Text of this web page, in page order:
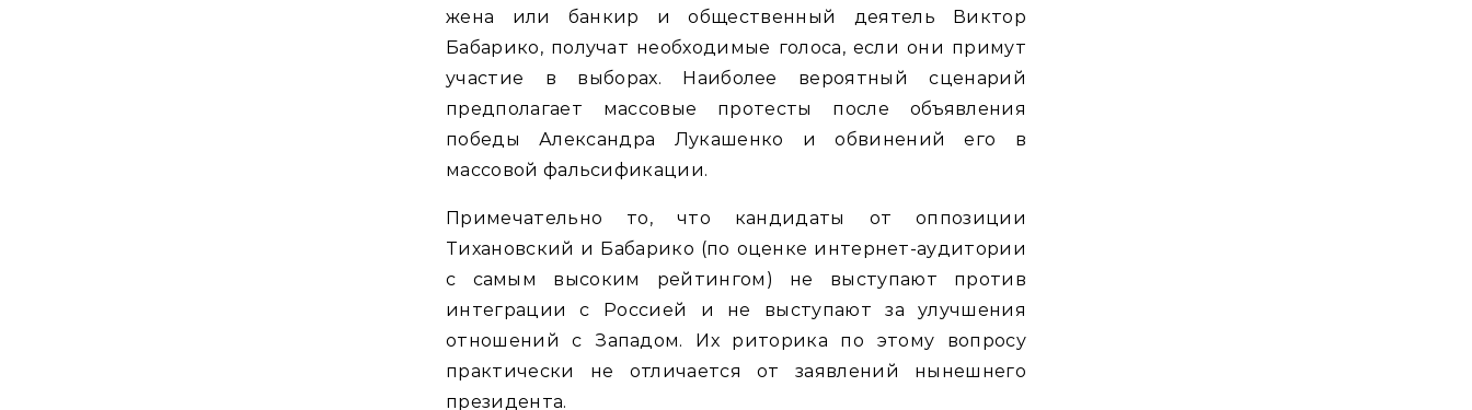
жена или банкир и общественный деятель Виктор
Бабарико, получат необходимые голоса, если они примут
участие в выборах. Наиболее вероятный сценарий
предполагает массовые протесты после объявления
победы Александра Лукашенко и обвинений его в
массовой фальсификации.
Примечательно то, что кандидаты от оппозиции
Тихановский и Бабарико (по оценке интернет-аудитории
с самым высоким рейтингом) не выступают против
интеграции с Россией и не выступают за улучшения
отношений с Западом. Их риторика по этому вопросу
практически не отличается от заявлений нынешнего
президента.